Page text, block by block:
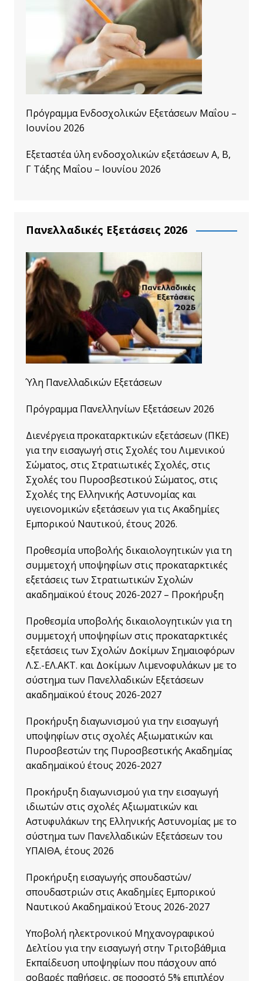
Πρόγραμμα Ενδοσχολικών Εξετάσεων Μαΐου –
Ιουνίου 2026
Εξεταστέα ύλη ενδοσχολικών εξετάσεων A, B,
Γ Τάξης Μαΐου – Ιουνίου 2026
Πανελλαδικές Εξετάσεις 2026
Ύλη Πανελλαδικών Εξετάσεων
Πρόγραμμα Πανελληνίων Εξετάσεων 2026
Διενέργεια προκαταρκτικών εξετάσεων (ΠΚΕ)
για την εισαγωγή στις Σχολές του Λιμενικού
Σώματος, στις Στρατιωτικές Σχολές, στις
Σχολές του Πυροσβεστικού Σώματος, στις
Σχολές της Ελληνικής Αστυνομίας και
υγειονομικών εξετάσεων για τις Ακαδημίες
Εμπορικού Ναυτικού, έτους 2026.
Προθεσμία υποβολής δικαιολογητικών για τη
συμμετοχή υποψηφίων στις προκαταρκτικές
εξετάσεις των Στρατιωτικών Σχολών
ακαδημαϊκού έτους 2026-2027 – Προκήρυξη
Προθεσμία υποβολής δικαιολογητικών για τη
συμμετοχή υποψηφίων στις προκαταρκτικές
εξετάσεις των Σχολών Δοκίμων Σημαιοφόρων
Λ.Σ.-ΕΛ.ΑΚΤ. και Δοκίμων Λιμενοφυλάκων με το
σύστημα των Πανελλαδικών Εξετάσεων
ακαδημαϊκού έτους 2026-2027
Προκήρυξη διαγωνισμού για την εισαγωγή
υποψηφίων στις σχολές Αξιωματικών και
Πυροσβεστών της Πυροσβεστικής Ακαδημίας
ακαδημαϊκού έτους 2026-2027
Προκήρυξη διαγωνισμού για την εισαγωγή
ιδιωτών στις σχολές Αξιωματικών και
Αστυφυλάκων της Ελληνικής Αστυνομίας με το
σύστημα των Πανελλαδικών Εξετάσεων του
ΥΠΑΙΘΑ, έτους 2026
Προκήρυξη εισαγωγής σπουδαστών/
σπουδαστριών στις Ακαδημίες Εμπορικού
Ναυτικού Ακαδημαϊκού Έτους 2026-2027
Υποβολή ηλεκτρονικού Μηχανογραφικού
Δελτίου για την εισαγωγή στην Τριτοβάθμια
Εκπαίδευση υποψηφίων που πάσχουν από
σοβαρές παθήσεις, σε ποσοστό 5% επιπλέον